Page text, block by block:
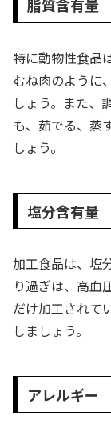
脂質含有量
特に動物性食品
むね肉のように
しょう。また、
も、茹でる、蒸
しょう。
塩分含有量
加工食品は、塩
り過ぎは、高血
だけ加工されて
しましょう。
アレルギー